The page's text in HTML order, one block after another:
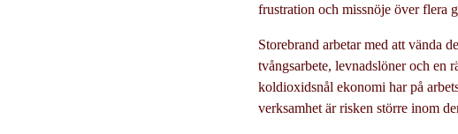
frustration och missnöje över flera
Storebrand arbetar med att vända
tvångsarbete, levnadslöner och en
koldioxidsnål ekonomi har på
verksamhet är risken större inom